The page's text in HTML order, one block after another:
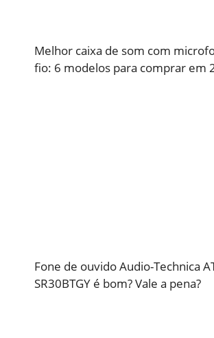
Melhor caixa de som com
fio: 6 modelos para comprar em
Fone de ouvido Audio-Technica
SR30BTGY é bom? Vale a pena?